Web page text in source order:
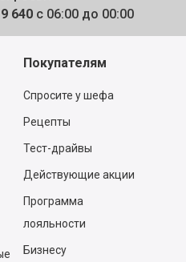
640 с 06:00 до 00:00
Покупателям
Спросите у шефа
Рецепты
Тест-драйвы
Действующие акции
Программа
лояльности
Бизнесу